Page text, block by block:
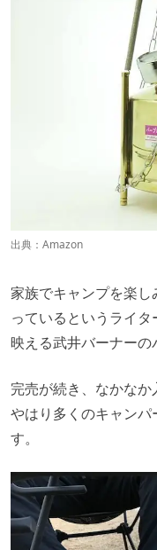
出典： Amazon
家族でキャンプを楽
っているというライ
映える武井バーナーの
完売が続き、なかなか
やはり多くのキャン
す。